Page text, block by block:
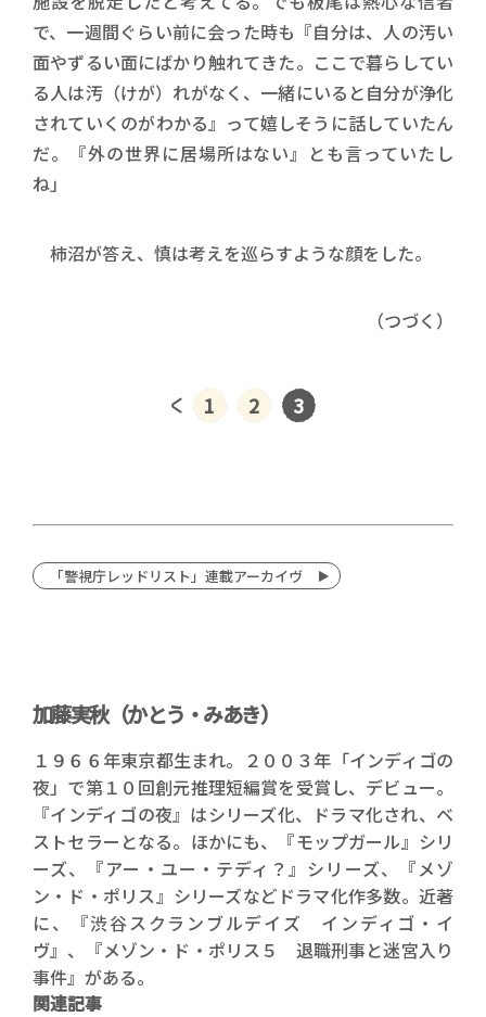
で、一週間ぐらい前に会った時も『自分は、人の汚い
面やずるい面にばかり触れてきた。ここで暮らしてい
る人は汚（けが）れがなく、一緒にいると自分が浄化
されていくのがわかる』って嬉しそうに話していたん
だ。『外の世界に居場所はない』とも言っていたし
ね」
柿沼が答え、慎は考えを巡らすような顔をした。
（つづく）
1 2 3
「警視庁レッドリスト」連載アーカイヴ
加藤実秋（かとう・みあき）
１９６６年東京都生まれ。２００３年「インディゴの
夜」で第１０回創元推理短編賞を受賞し、デビュー。
『インディゴの夜』はシリーズ化、ドラマ化され、ベ
ストセラーとなる。ほかにも、『モップガール』シリ
ーズ、『アー・ユー・テディ？』シリーズ、『メゾ
ン・ド・ポリス』シリーズなどドラマ化作多数。近著
に、『渋谷スクランブルデイズ インディゴ・イ
ヴ』、『メゾン・ド・ポリス５ 退職刑事と迷宮入り
事件』がある。
関連記事